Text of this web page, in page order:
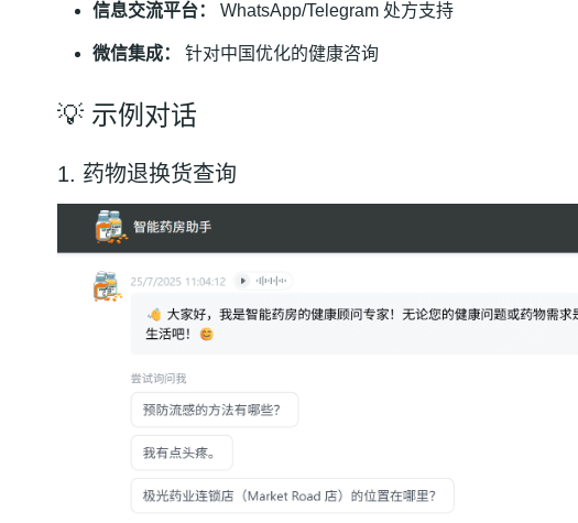
信息交流平台： WhatsApp/Telegram 处方支持
微信集成： 针对中国优化的健康咨询
💡 示例对话
1. 药物退换货查询